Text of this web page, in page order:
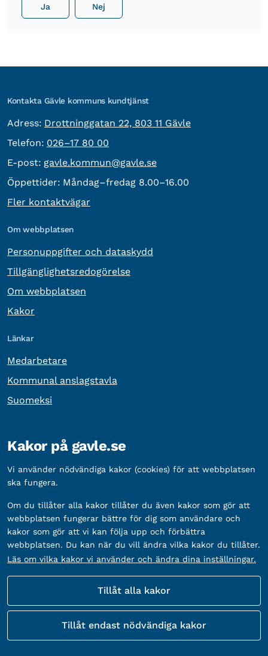
Ja Nej
Kontakta Gävle kommuns kundtjänst
Adress: besöksadress:
Drottninggatan 22, 803 11 Gävle
Telefon: Telefon:
026–17 80 00
E-post: E-post:
gavle.kommun@gavle.se
Öppettider: Måndag–fredag 8.00–16.00
Fler kontaktvägar
Om webbplatsen
Personuppgifter och dataskydd
Tillgänglighetsredogörelse
Om webbplatsen
Kakor
Länkar
Medarbetare
Kommunal anslagstavla
Suomeksi
Organisationsnummer: 212000-2338
Bankgironummer: 5888-2333
Fler sätt att följa oss
Kakor på gavle.se
Vi använder nödvändiga kakor (cookies) för att webbplatsen
ska fungera.
Om du tillåter alla kakor tillåter du även kakor som gör att
webbplatsen fungerar bättre för dig som användare och
kakor som gör att vi kan följa upp och förbättra
webbplatsen. Du kan när du vill ändra vilka kakor du tillåter.
Läs om vilka kakor vi använder och ändra dina inställningar.
Tillåt alla kakor
Tillåt endast nödvändiga kakor